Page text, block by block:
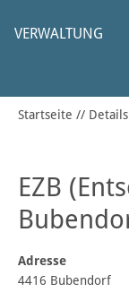
VERWALTUNG
Startseite Details
EZB
Adresse
4416 Bubendorf